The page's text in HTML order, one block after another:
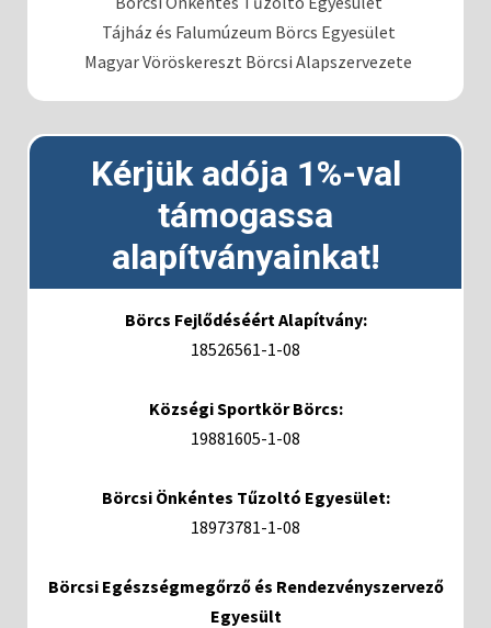
Tájház és Falumúzeum Börcs Egyesület
Magyar Vöröskereszt Börcsi Alapszervezete
Kérjük adója 1%-val
támogassa
alapítványainkat!
Börcs Fejlődéséért Alapítvány:
18526561-1-08
Községi Sportkör Börcs:
19881605-1-08
Börcsi Önkéntes Tűzoltó Egyesület:
18973781-1-08
Börcsi Egészségmegőrző és Rendezvényszervező
Egyesült